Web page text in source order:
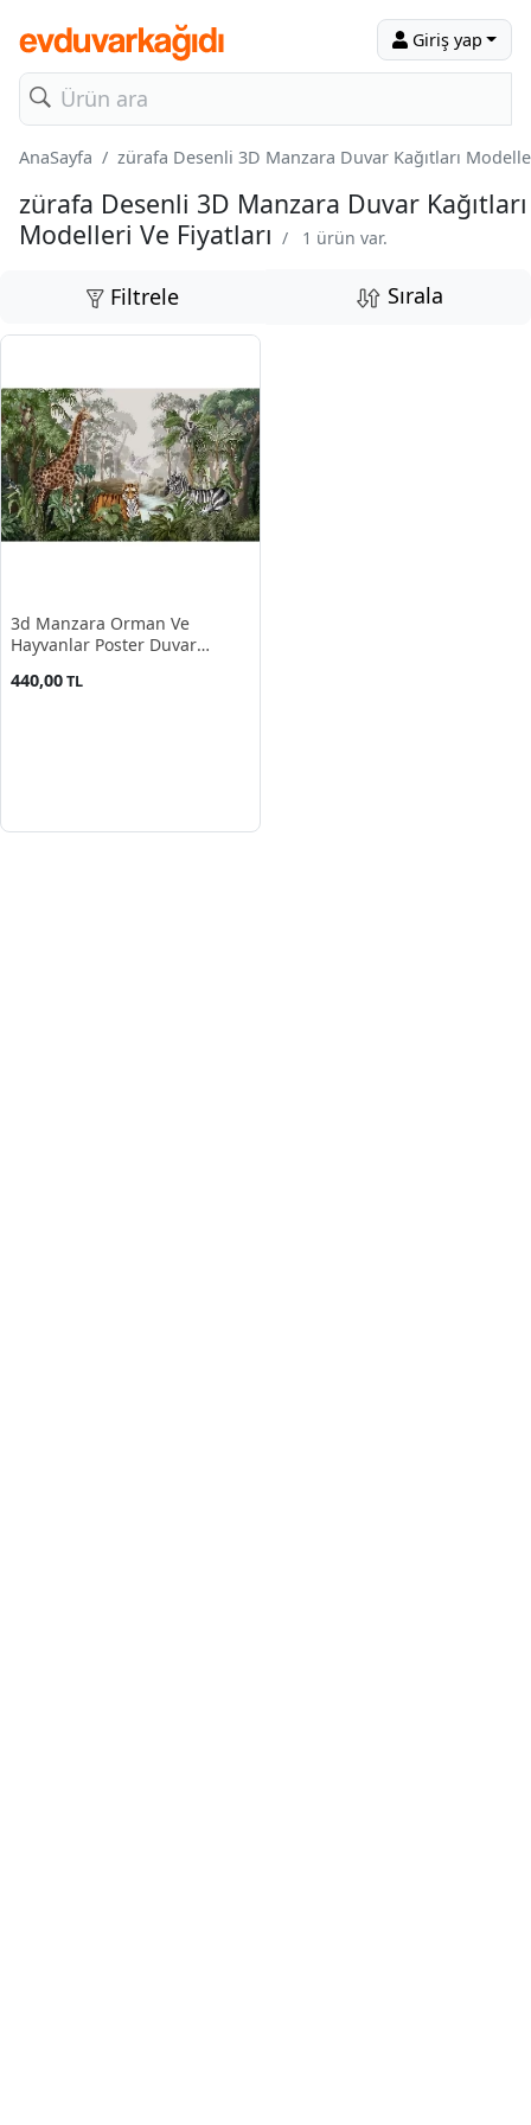
Giriş yap
AnaSayfa zürafa Desenli 3D Manzara Duvar Kağıtları
zürafa Desenli 3D Manzara Duvar Kağıtları
Modelleri Ve Fiyatları / 1 ürün var.
Filtrele Sırala
3d Manzara Orman Ve
Hayvanlar Poster Duvar
440,00TL